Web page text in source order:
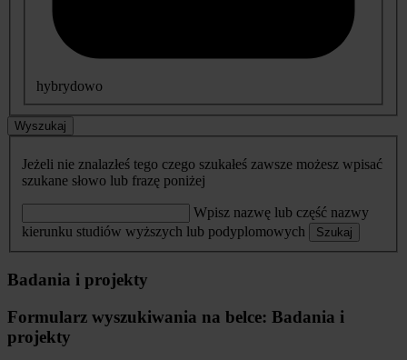
hybrydowo
Wyszukaj
Jeżeli nie znalazłeś tego czego szukałeś zawsze możesz wpisać
szukane słowo lub frazę poniżej
Wpisz nazwę lub część nazwy
kierunku studiów wyższych lub podyplomowych
Szukaj
Badania i projekty
Formularz wyszukiwania na belce: Badania i
projekty